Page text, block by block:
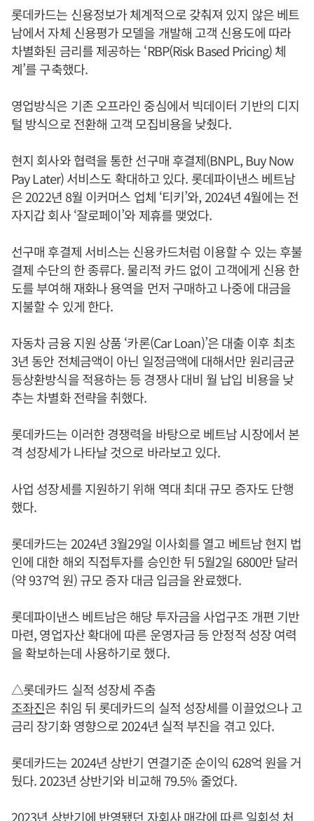
롯데카드는 신용정보가 체계적으로 갖춰져 있지 않은 베트
남에서 자체 신용평가 모델을 개발해 고객 신용도에 따라
차별화된 금리를 제공하는 ‘RBP(Risk Based Pricing) 체
계’를 구축했다.
영업방식은 기존 오프라인 중심에서 빅데이터 기반의 디지
털 방식으로 전환해 고객 모집비용을 낮췄다.
현지 회사와 협력을 통한 선구매 후결제(BNPL, Buy Now
Pay Later) 서비스도 확대하고 있다. 롯데파이낸스 베트남
은 2022년 8월 이커머스 업체 ‘티키’와, 2024년 4월에는 전
자지갑 회사 ‘잘로페이’와 제휴를 맺었다.
선구매 후결제 서비스는 신용카드처럼 이용할 수 있는 후불
결제 수단의 한 종류다. 물리적 카드 없이 고객에게 신용 한
도를 부여해 재화나 용역을 먼저 구매하고 나중에 대금을
지불할 수 있게 한다.
자동차 금융 지원 상품 ‘카론(Car Loan)’은 대출 이후 최초
3년 동안 전체금액이 아닌 일정금액에 대해서만 원리금균
등상환방식을 적용하는 등 경쟁사 대비 월 납입 비용을 낮
추는 차별화 전략을 취했다.
롯데카드는 이러한 경쟁력을 바탕으로 베트남 시장에서 본
격 성장세가 나타날 것으로 바라보고 있다.
사업 성장세를 지원하기 위해 역대 최대 규모 증자도 단행
했다.
롯데카드는 2024년 3월29일 이사회를 열고 베트남 현지 법
인에 대한 해외 직접투자를 승인한 뒤 5월2일 6800만 달러
(약 937억 원) 규모 증자 대금 입금을 완료했다.
롯데파이낸스 베트남은 해당 투자금을 사업구조 개편 기반
마련, 영업자산 확대에 따른 운영자금 등 안정적 성장 여력
을 확보하는데 사용하기로 했다.
△롯데카드 실적 성장세 주춤
조좌진은 취임 뒤 롯데카드의 실적 성장세를 이끌었으나 고
금리 장기화 영향으로 2024년 실적 부진을 겪고 있다.
롯데카드는 2024년 상반기 연결기준 순이익 628억 원을 거
뒀다. 2023년 상반기와 비교해 79.5% 줄었다.
2023년 상반기에 반영됐던 자회사 매각에 따른 일회성 처